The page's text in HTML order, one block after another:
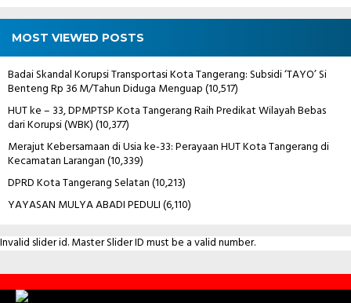
MOST VIEWED POSTS
Badai Skandal Korupsi Transportasi Kota Tangerang: Subsidi ‘TAYO’ Si
Benteng Rp 36 M/Tahun Diduga Menguap(10,517)
HUT ke – 33, DPMPTSP Kota Tangerang Raih Predikat Wilayah Bebas
dari Korupsi (WBK)(10,377)
Merajut Kebersamaan di Usia ke-33: Perayaan HUT Kota Tangerang di
Kecamatan Larangan(10,339)
DPRD Kota Tangerang Selatan(10,213)
YAYASAN MULYA ABADI PEDULI(6,110)
Invalid slider id. Master Slider ID must be a valid number.
Contact